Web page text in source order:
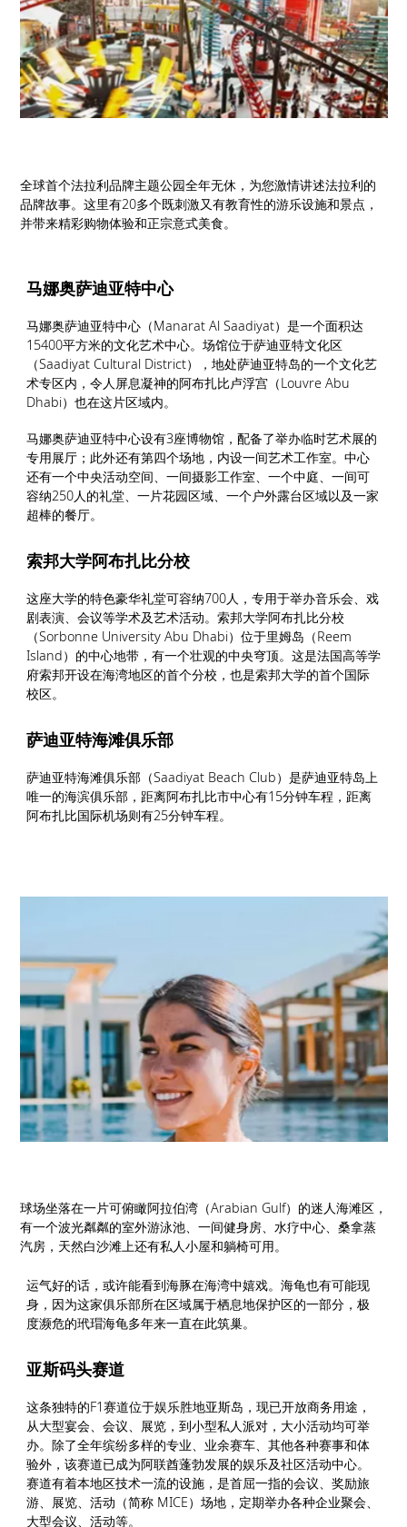
全球首个法拉利品牌主题公园全年无休，为您激情讲述法拉利的
品牌故事。这里有20多个既刺激又有教育性的游乐设施和景点，
并带来精彩购物体验和正宗意式美食。
马娜奥萨迪亚特中心
马娜奥萨迪亚特中心（Manarat Al Saadiyat）是一个面积达
15400平方米的文化艺术中心。场馆位于萨迪亚特文化区
（Saadiyat Cultural District），地处萨迪亚特岛的一个文化艺
术专区内，令人屏息凝神的阿布扎比卢浮宫（Louvre Abu
Dhabi）也在这片区域内。
马娜奥萨迪亚特中心设有3座博物馆，配备了举办临时艺术展的
专用展厅；此外还有第四个场地，内设一间艺术工作室。中心
还有一个中央活动空间、一间摄影工作室、一个中庭、一间可
容纳250人的礼堂、一片花园区域、一个户外露台区域以及一家
超棒的餐厅。
索邦大学阿布扎比分校
这座大学的特色豪华礼堂可容纳700人，专用于举办音乐会、戏
剧表演、会议等学术及艺术活动。索邦大学阿布扎比分校
（Sorbonne University Abu Dhabi）位于里姆岛（Reem
Island）的中心地带，有一个壮观的中央穹顶。这是法国高等学
府索邦开设在海湾地区的首个分校，也是索邦大学的首个国际
校区。
萨迪亚特海滩俱乐部
萨迪亚特海滩俱乐部（Saadiyat Beach Club）是萨迪亚特岛上
唯一的海滨俱乐部，距离阿布扎比市中心有15分钟车程，距离
阿布扎比国际机场则有25分钟车程。
球场坐落在一片可俯瞰阿拉伯湾（Arabian Gulf）的迷人海滩区，
有一个波光粼粼的室外游泳池、一间健身房、水疗中心、桑拿蒸
汽房，天然白沙滩上还有私人小屋和躺椅可用。
运气好的话，或许能看到海豚在海湾中嬉戏。海龟也有可能现
身，因为这家俱乐部所在区域属于栖息地保护区的一部分，极
度濒危的玳瑁海龟多年来一直在此筑巢。
亚斯码头赛道
这条独特的F1赛道位于娱乐胜地亚斯岛，现已开放商务用途，
从大型宴会、会议、展览，到小型私人派对，大小活动均可举
办。除了全年缤纷多样的专业、业余赛车、其他各种赛事和体
验外，该赛道已成为阿联酋蓬勃发展的娱乐及社区活动中心。
赛道有着本地区技术一流的设施，是首屈一指的会议、奖励旅
游、展览、活动（简称 MICE）场地，定期举办各种企业聚会、
大型会议、活动等。